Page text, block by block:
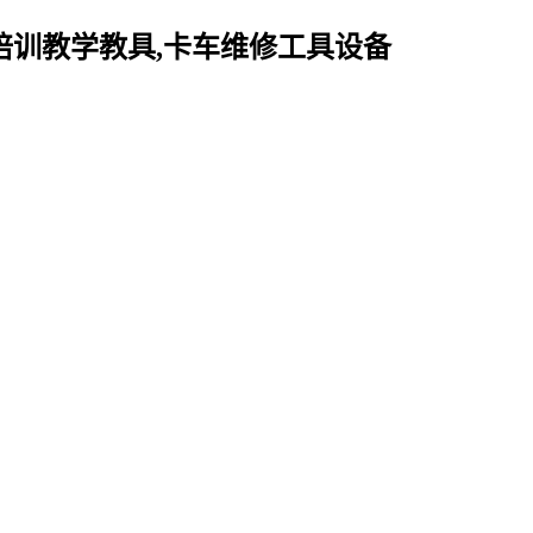
教学教具,卡车维修工具设备